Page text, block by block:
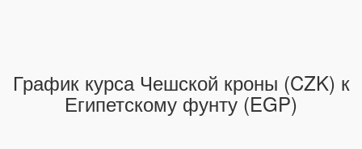
График курса Чешской кроны (CZK) к
Египетскому фунту (EGP)